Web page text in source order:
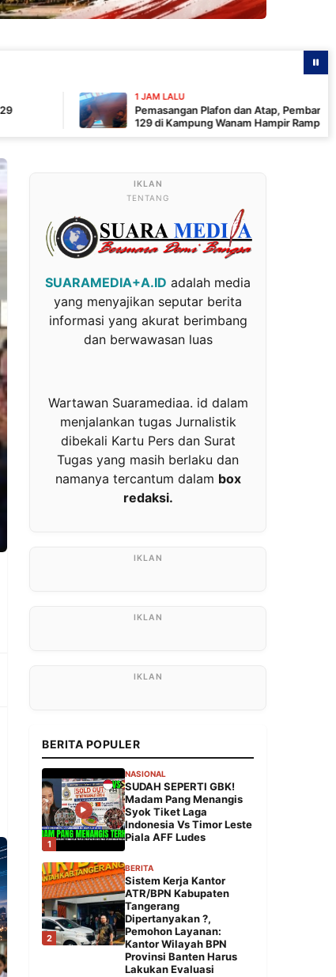
1 JAM LALU
Pemasangan Plafon dan Atap, Pembangunan MCK TMMD ke-
129 di Kampung Wanam Hampir Rampung
TENTANG
SUARAMEDIA+A.ID adalah media
yang menyajikan seputar berita
informasi yang akurat berimbang
dan berwawasan luas
Wartawan Suaramediaa. id dalam
menjalankan tugas Jurnalistik
dibekali Kartu Pers dan Surat
Tugas yang masih berlaku dan
namanya tercantum dalam box
redaksi.
BERITA POPULER
1
NASIONAL
SUDAH SEPERTI GBK!
Madam Pang Menangis
Syok Tiket Laga
Indonesia Vs Timor Leste
Piala AFF Ludes
2
BERITA
Sistem Kerja Kantor
ATR/BPN Kabupaten
Tangerang
Dipertanyakan ?,
Pemohon Layanan:
Kantor Wilayah BPN
Provinsi Banten Harus
Lakukan Evaluasi